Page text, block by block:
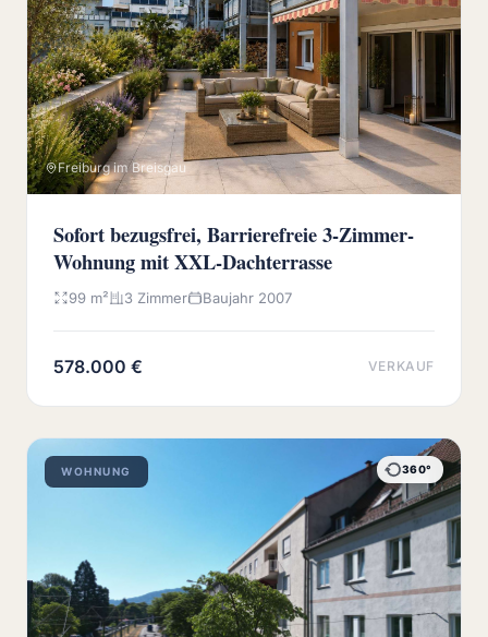
Freiburg im Breisgau
Sofort bezugsfrei, Barrierefreie 3-Zimmer-
Wohnung mit XXL-Dachterrasse
99 m² 3 Zimmer Baujahr 2007
578.000 € VERKAUF
WOHNUNG 360°